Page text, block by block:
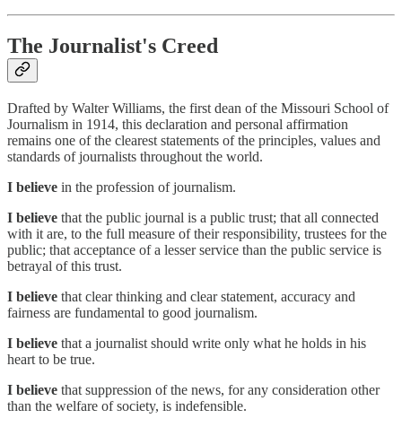
The Journalist's Creed
Drafted by Walter Williams, the first dean of the Missouri School of
Journalism in 1914, this declaration and personal affirmation
remains one of the clearest statements of the principles, values and
standards of journalists throughout the world.
I believe in the profession of journalism.
I believe that the public journal is a public trust; that all connected
with it are, to the full measure of their responsibility, trustees for the
public; that acceptance of a lesser service than the public service is
betrayal of this trust.
I believe that clear thinking and clear statement, accuracy and
fairness are fundamental to good journalism.
I believe that a journalist should write only what he holds in his
heart to be true.
I believe that suppression of the news, for any consideration other
than the welfare of society, is indefensible.